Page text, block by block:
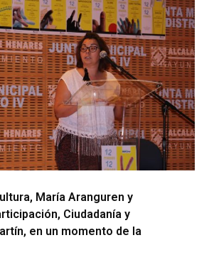
María Aranguren y
Ciudadanía y
en un momento de la